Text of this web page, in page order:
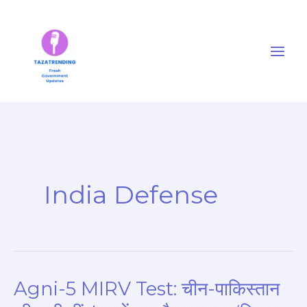
India Defense
Agni-5 MIRV Test: चीन-पाकिस्तान
Agni-